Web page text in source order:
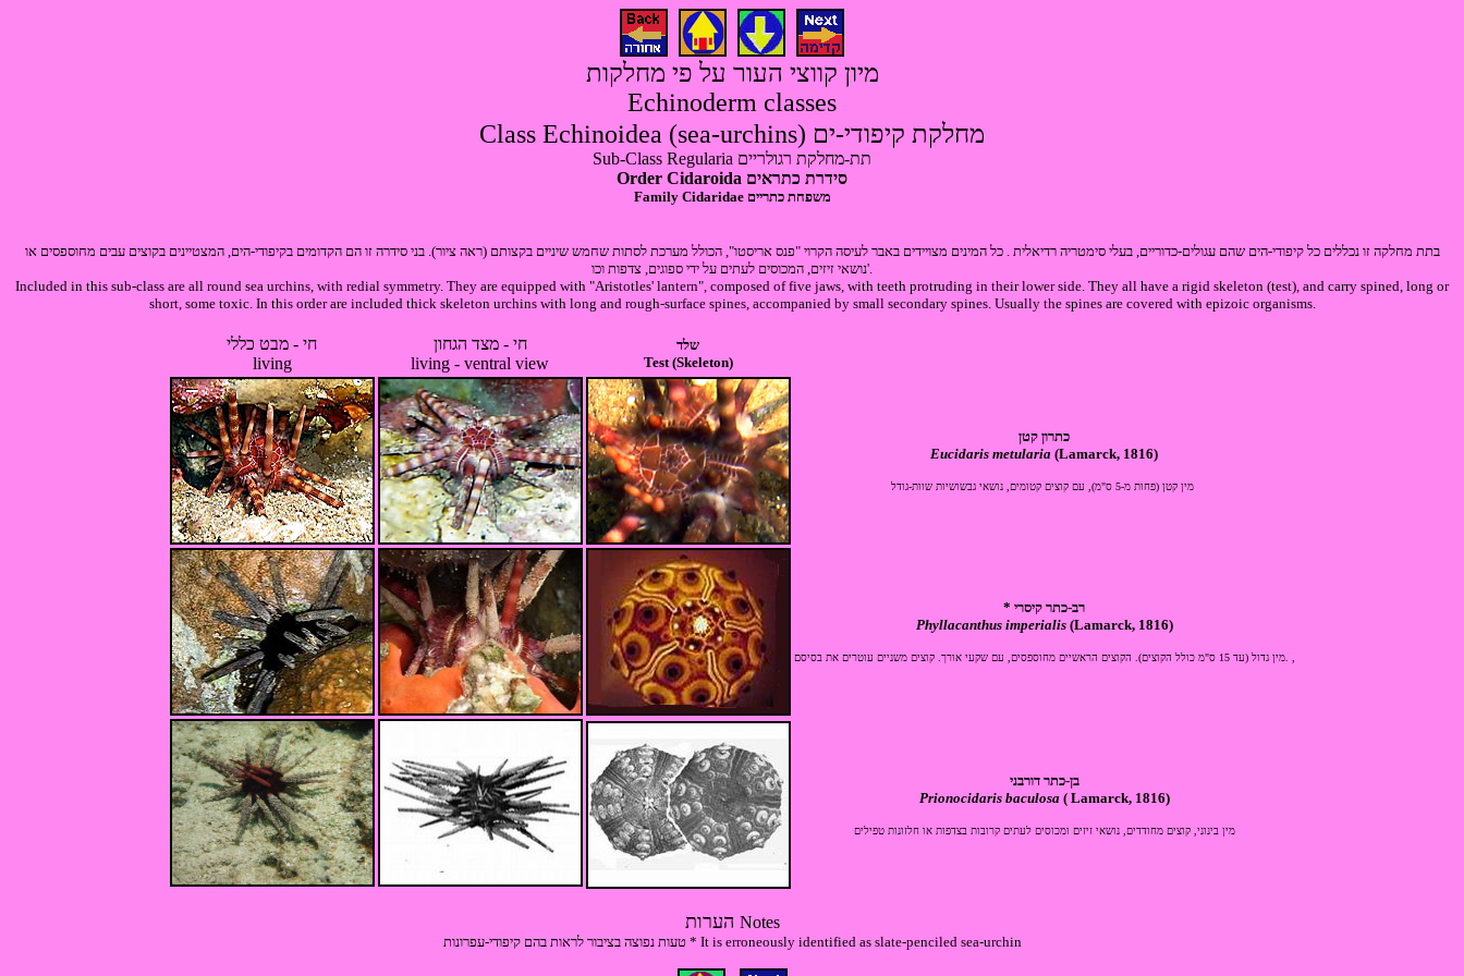
מיון קווצי העור על פי מחלקות
Echinoderm classes
Class Echinoidea (sea-urchins) מחלקת קיפודי-ים
Sub-Class Regularia תת-מחלקת רגולריים
Order Cidaroida סידרת כתראים
Family Cidaridae משפחת כתריים
בתת מחלקה זו נכללים כל קיפודי-הים שהם עגולים-כדוריים, בעלי סימטריה רדיאלית . כל המינים מצויידים באבר לעיסה הקרוי "פנס אריסטו", הכולל מערכת לסתות שחמש שיניים בקצותם (ראה ציור). בני סידרה זו הם הקדומים בקיפודי-הים, המצטיינים בקוצים עבים מחוספסים או
נושאי זיזים, המכוסים לעתים על ידי ספוגים, צדפות וכו'.
Included in this sub-class are all round sea urchins, with redial symmetry. They are equipped with "Aristotles' lantern", composed of five jaws, with teeth protruding in their lower side. They all have a rigid skeleton (test), and carry spined, long or
short, some toxic. In this order are included thick skeleton urchins with long and rough-surface spines, accompanied by small secondary spines. Usually the spines are covered with epizoic organisms.
חי - מבט כללי
living
חי - מצד הגחון
living - ventral view
שלד
Test (Skeleton)
כתרון קטן
Eucidaris metularia (Lamarck, 1816)
‏ מין קטן (פחות מ-5 ס"מ), עם קוצים קטומים, נושאי גבשושיות שוות-גודל
* רב-כתר קיסרי
Phyllacanthus imperialis (Lamarck, 1816)
מין גדול (עד 15 ס"מ כולל הקוצים). הקוצים הראשיים מחוספסים, עם שקעי אורך. קוצים משניים עוטרים את בסיסם. ,
בן-כתר דורבני
Prionocidaris baculosa ( Lamarck, 1816)
מין בינוני, קוצים מחודדים, נושאי זיזים ומכוסים לעתים קרובות בצדפות או חלזונות טפילים
Notes
טעות נפוצה בציבור לראות בהם קיפודי-עפרונות * It is erroneously identified as slate-penciled sea-urchin